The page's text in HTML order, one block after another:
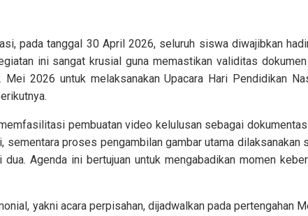
pada tanggal 30 April 2026, seluruh siswa diwajibkan
ini sangat krusial guna memastikan validitas
2026 untuk melaksanakan Upacara Hari Pendidikan
pembuatan video kelulusan sebagai
proses pengambilan gambar utama
Agenda ini bertujuan untuk mengabadikan momen
yakni acara perpisahan, dijadwalkan pada pertengahan